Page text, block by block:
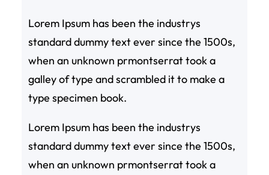
Lorem Ipsum has been the industrys
standard dummy text ever since the 1500s,
when an unknown prmontserrat took a
galley of type and scrambled it to make a
type specimen book.
Lorem Ipsum has been the industrys
standard dummy text ever since the 1500s,
when an unknown prmontserrat took a